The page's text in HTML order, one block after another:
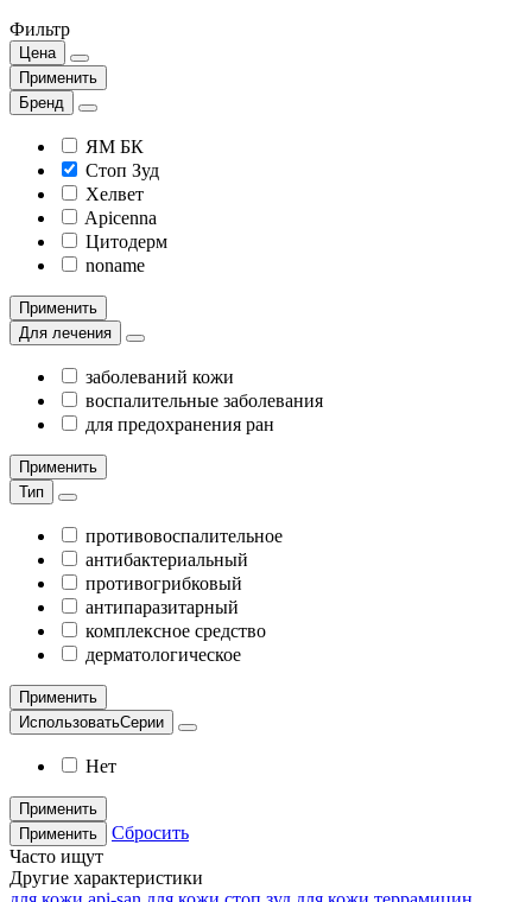
Фильтр
Цена
Применить
Бренд
ЯМ БК
Стоп Зуд
Хелвет
Apicenna
Цитодерм
noname
Применить
Для лечения
заболеваний кожи
воспалительные заболевания
для предохранения ран
Применить
Тип
противовоспалительное
антибактериальный
противогрибковый
антипаразитарный
комплексное средство
дерматологическое
Применить
ИспользоватьСерии
Нет
Применить
Применить
Сбросить
Часто ищут
Другие характеристики